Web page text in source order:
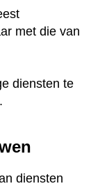
met die van
diensten te
diensten